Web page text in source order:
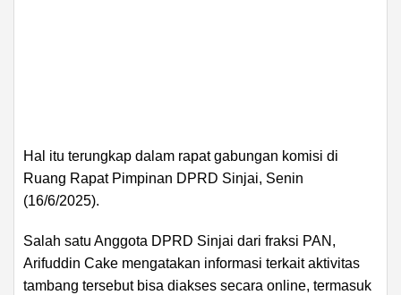
Hal itu terungkap dalam rapat gabungan komisi di
Ruang Rapat Pimpinan DPRD Sinjai, Senin
(16/6/2025).
Salah satu Anggota DPRD Sinjai dari fraksi PAN,
Arifuddin Cake mengatakan informasi terkait aktivitas
tambang tersebut bisa diakses secara online, termasuk